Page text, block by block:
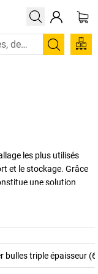
les plus utilisés
et le stockage. Grâce
une solution
les dommages lors
, il répond aux
bulles triple épaisseur